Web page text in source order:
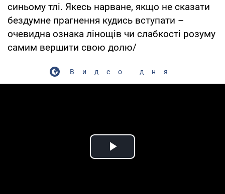
синьому тлі. Якесь нарване, якщо не сказати
бездумне прагнення кудись вступати –
очевидна ознака лінощів чи слабкості розуму
самим вершити свою долю/
Видео дня
Play Video